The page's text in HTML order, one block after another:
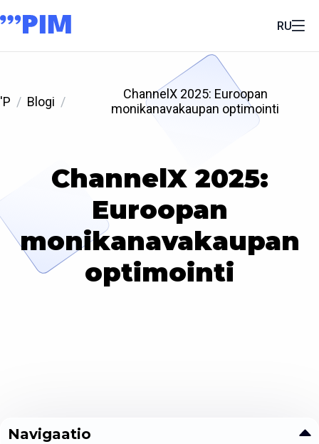
RU
'P Blogi
ChannelX 2025: Euroopan
monikanavakaupan optimointi
ChannelX 2025:
Euroopan
monikanavakaupan
optimointi
Navigaatio